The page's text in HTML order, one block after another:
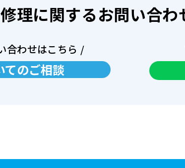
修理に関するお問い合わ
合わせはこちら /
てのご相談